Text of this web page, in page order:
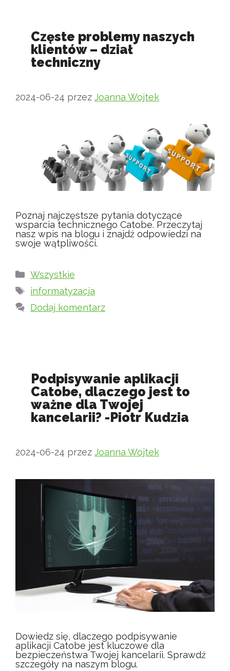
Częste problemy naszych
klientów – dział
techniczny
2024-06-24 przez Joanna Wojtek
Poznaj najczęstsze pytania dotyczące
wsparcia technicznego Catobe. Przeczytaj
nasz wpis na blogu i znajdź odpowiedzi na
swoje wątpliwości.
Kategorie
Wszystkie
Tagi
informatyzacja
Dodaj komentarz
Podpisywanie aplikacji
Catobe, dlaczego jest to
ważne dla Twojej
kancelarii? -Piotr Kudzia
2024-06-24 przez Joanna Wojtek
Dowiedz się, dlaczego podpisywanie
aplikacji Catobe jest kluczowe dla
bezpieczeństwa Twojej kancelarii. Sprawdź
szczegóły na naszym blogu.